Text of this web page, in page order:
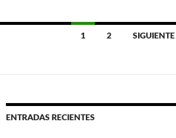
las
1 2
ENTRADAS RECIENTES